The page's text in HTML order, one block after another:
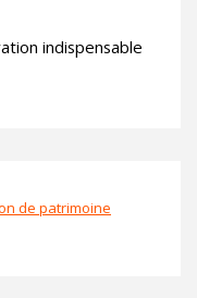
indispensable
de patrimoine